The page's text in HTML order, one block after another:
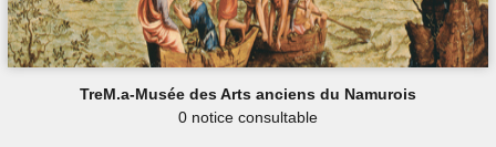
TreM.a-Musée des Arts anciens du Namurois
0 notice consultable